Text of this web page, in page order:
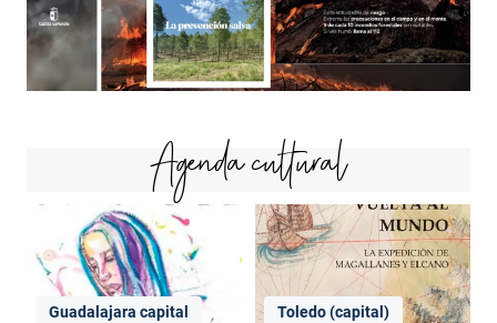
Agenda cultural
Guadalajara capital Toledo (capital)